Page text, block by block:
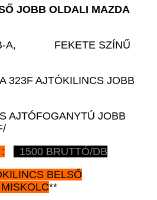
JOBB OLDALI MAZDA
A, FEKETE SZÍNŰ
323F AJTÓKILINCS JOBB
AJTÓFOGANYTÚ JOBB
1500 BRUTTÓ/DB
BELSŐ
**